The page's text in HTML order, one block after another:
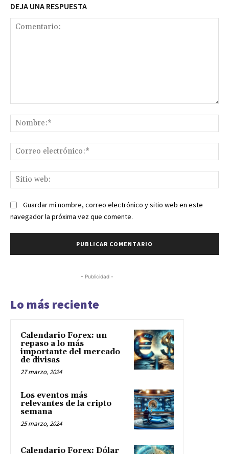
DEJA UNA RESPUESTA
Guardar mi nombre, correo electrónico y sitio web en este
navegador la próxima vez que comente.
- Publicidad -
Lo más reciente
Calendario Forex: un
repaso a lo más
importante del mercado
de divisas
27 marzo, 2024
Los eventos más
relevantes de la cripto
semana
25 marzo, 2024
Calendario Forex: Dólar